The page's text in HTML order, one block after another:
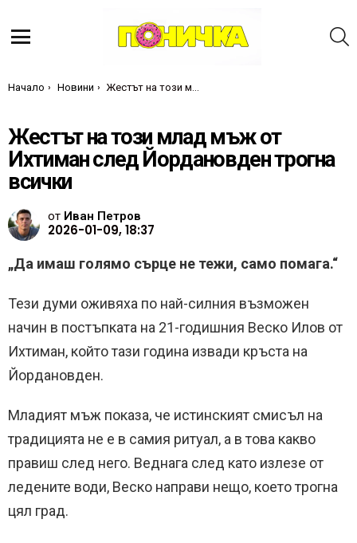
Ти си тук:
Начало Новини Жестът на този млад мъж от Ихтиман след Йордановден трогна всички
Жестът на този млад мъж от
Ихтиман след Йордановден трогна
всички
от Иван Петров
2026-01-09, 18:37
„Да имаш голямо сърце не тежи, само помага.“
Тези думи оживяха по най-силния възможен
начин в постъпката на 21-годишния Веско Илов от
Ихтиман, който тази година извади кръста на
Йордановден.
Младият мъж показа, че истинският смисъл на
традицията не е в самия ритуал, а в това какво
правиш след него. Веднага след като излезе от
ледените води, Веско направи нещо, което трогна
цял град.